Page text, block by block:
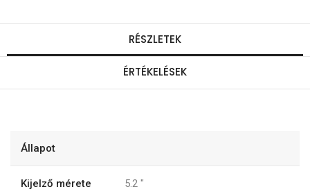
RÉSZLETEK
ÉRTÉKELÉSEK
Állapot
Kijelző mérete 5.2 "